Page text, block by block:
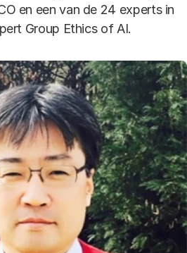
en een van de 24 experts in
Group Ethics of AI.